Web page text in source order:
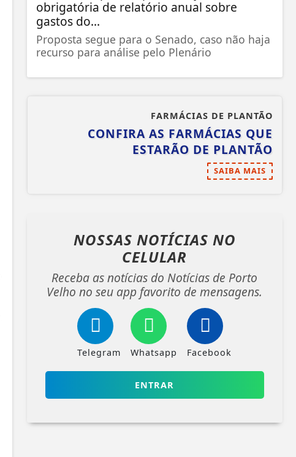
obrigatória de relatório anual sobre
gastos do...
Proposta segue para o Senado, caso não haja
recurso para análise pelo Plenário
FARMÁCIAS DE PLANTÃO
CONFIRA AS FARMÁCIAS QUE
ESTARÃO DE PLANTÃO
SAIBA MAIS
NOSSAS NOTÍCIAS NO
CELULAR
Receba as notícias do Notícias de Porto
Velho no seu app favorito de mensagens.
Telegram Whatsapp Facebook
ENTRAR